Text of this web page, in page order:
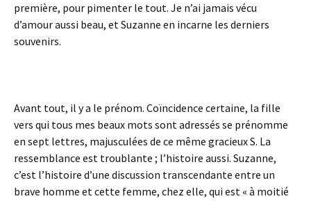
première, pour pimenter le tout. Je n’ai jamais vécu
d’amour aussi beau, et Suzanne en incarne les derniers
souvenirs.
Avant tout, il y a le prénom. Coïncidence certaine, la fille
vers qui tous mes beaux mots sont adressés se prénomme
en sept lettres, majusculées de ce même gracieux S. La
ressemblance est troublante ; l’histoire aussi. Suzanne,
c’est l’histoire d’une discussion transcendante entre un
brave homme et cette femme, chez elle, qui est « à moitié